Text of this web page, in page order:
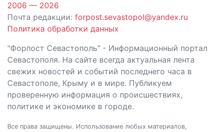
2006 — 2026
Почта редакции: forpost.sevastopol@yandex.ru
Политика обработки данных
"Форпост Севастополь" - Информационный портал
Севастополя. На сайте всегда актуальная лента
свежих новостей и событий последнего часа в
Севастополе, Крыму и в мире. Публикуем
проверенную информация о происшествиях,
политике и экономике в городе.
Все права защищены. Использование любых материалов,